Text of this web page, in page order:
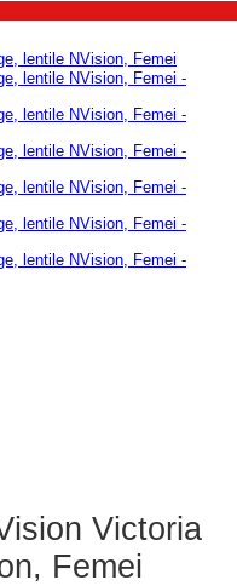
Victoria
Femei